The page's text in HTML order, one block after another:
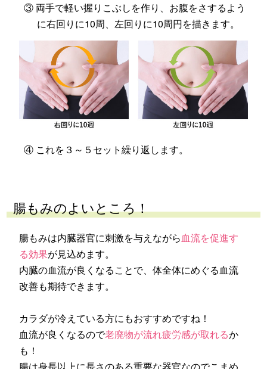
③ 両手で軽い握りこぶしを作り、お腹をさするよう
に右回りに10周、左回りに10周円を描きます。
④ これを３～５セット繰り返します。
腸もみのよいところ！
腸もみは内臓器官に刺激を与えながら血流を促進す
る効果が見込めます。
内臓の血流が良くなることで、体全体にめぐる血流
改善も期待できます。
カラダが冷えている方にもおすすめですね！
血流が良くなるので老廃物が流れ疲労感が取れるか
も！
腸は身長以上に長さのある重要な器官なのでこまめ